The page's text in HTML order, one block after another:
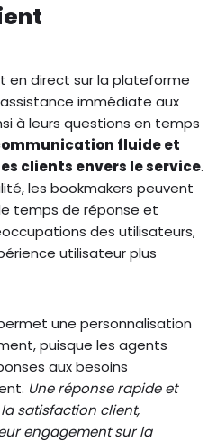
en direct sur la plateforme
immédiate aux
à leurs questions en temps
fluide et
clients envers le service.
les bookmakers peuvent
temps de réponse et
des utilisateurs,
utilisateur plus
une personnalisation
puisque les agents
aux besoins
Une réponse rapide et
satisfaction client,
engagement sur la